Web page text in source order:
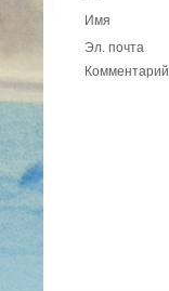
Имя
Эл. почта
Комментарий